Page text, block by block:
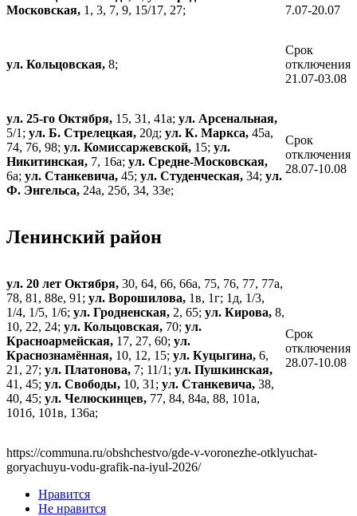
Московская, 1, 3, 7, 9, 15/17, 27;
7.07-20.07
ул. Кольцовская, 8;
Срок
отключения
21.07-03.08
ул. 25-го Октября, 15, 31, 41а; ул. Арсенальная,
5/1; ул. Б. Стрелецкая, 20д; ул. К. Маркса, 45а,
74, 76, 98; ул. Комиссаржевской, 15; ул.
Никитинская, 7, 16а; ул. Средне-Московская,
6а; ул. Станкевича, 45; ул. Студенческая, 34; ул.
Ф. Энгельса, 24а, 25б, 34, 33е;
Срок
отключения
28.07-10.08
Ленинский район
ул. 20 лет Октября, 30, 64, 66, 66а, 75, 76, 77, 77а,
78, 81, 88е, 91; ул. Ворошилова, 1в, 1г; 1д, 1/3,
1/4, 1/5, 1/6; ул. Гродненская, 2, 65; ул. Кирова, 8,
10, 22, 24; ул. Кольцовская, 70; ул.
Красноармейская, 17, 27, 60; ул.
Краснознамённая, 10, 12, 15; ул. Куцыгина, 6,
21, 27; ул. Платонова, 7; 11/1; ул. Пушкинская,
41, 45; ул. Свободы, 10, 31; ул. Станкевича, 38,
40, 45; ул. Челюскинцев, 77, 84, 84а, 88, 101а,
101б, 101в, 136а;
Срок
отключения
28.07-10.08
https://communa.ru/obshchestvo/gde-v-voronezhe-otklyuchat-
goryachuyu-vodu-grafik-na-iyul-2026/
Нравится
Не нравится